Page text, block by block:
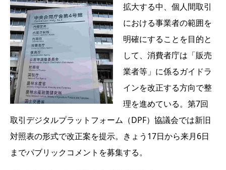
拡大する中、個人間取引
における事業者の範囲を
明確にすることを目的と
して、消費者庁は「販売
業者等」に係るガイドラ
インを改正する方向で整
理を進めている。第7回
取引デジタルプラットフォーム（DPF）協議会では新旧
対照表の形式で改正案を提示。きょう17日から来月6日
までパブリックコメントを募集する。